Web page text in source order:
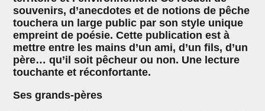
souvenirs, d’anecdotes et de notions de pêche
touchera un large public par son style unique
empreint de poésie. Cette publication est à
mettre entre les mains d’un ami, d’un fils, d’un
père… qu’il soit pêcheur ou non. Une lecture
touchante et réconfortante.
Ses grands-pères